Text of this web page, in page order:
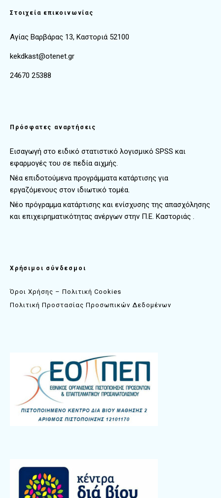
Στοιχεία επικοινωνίας
Αγίας Βαρβάρας 13, Καστοριά 52100
kekdkast@otenet.gr
24670 25388
Πρόσφατες αναρτήσεις
Εισαγωγή στο ειδικό στατιστικό λογισμικό SPSS και
εφαρμογές του σε πεδία αιχμής.
Νέα επιδοτούμενα προγράμματα κατάρτισης για
εργαζόμενους στον ιδιωτικό τομέα.
Νέο πρόγραμμα κατάρτισης και ενίσχυσης της απασχόλησης
και επιχειρηματικότητας ανέργων στην Π.Ε. Καστοριάς .
Χρήσιμοι σύνδεσμοι
Όροι Χρήσης – Πολιτική Cookies
Πολιτική Προστασίας Προσωπικών Δεδομένων